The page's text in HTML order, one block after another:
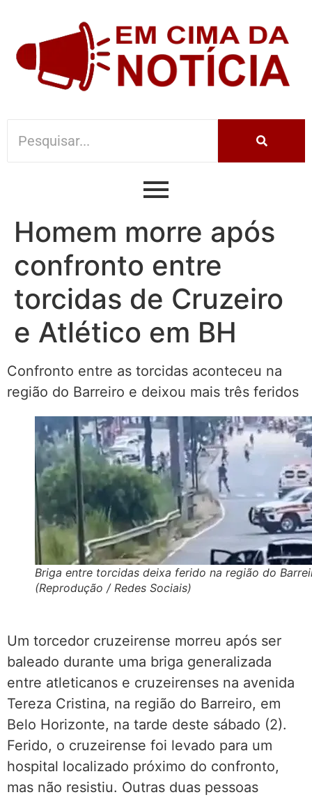
Homem morre após
confronto entre
torcidas de Cruzeiro
e Atlético em BH
Confronto entre as torcidas aconteceu na
região do Barreiro e deixou mais três feridos
Briga entre torcidas deixa ferido na região do
(Reprodução / Redes Sociais)
Um torcedor cruzeirense morreu após ser
baleado durante uma briga generalizada
entre atleticanos e cruzeirenses na avenida
Tereza Cristina, na região do Barreiro, em
Belo Horizonte, na tarde deste sábado (2).
Ferido, o cruzeirense foi levado para um
hospital localizado próximo do confronto,
mas não resistiu. Outras duas pessoas